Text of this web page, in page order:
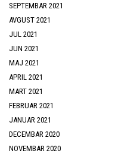
SEPTEMBAR 2021
AVGUST 2021
JUL 2021
JUN 2021
MAJ 2021
APRIL 2021
MART 2021
FEBRUAR 2021
JANUAR 2021
DECEMBAR 2020
NOVEMBAR 2020